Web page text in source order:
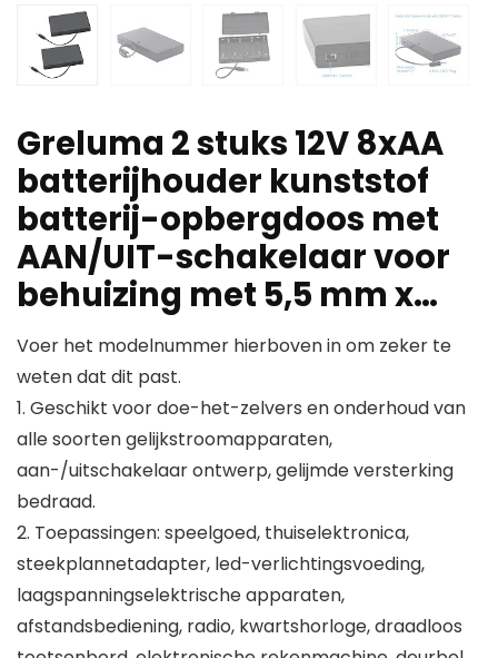
Greluma 2 stuks 12V 8xAA
batterijhouder kunststof
batterij-opbergdoos met
AAN/UIT-schakelaar voor
behuizing met 5,5 mm x…
Voer het modelnummer hierboven in om zeker te
weten dat dit past.
1. Geschikt voor doe-het-zelvers en onderhoud van
alle soorten gelijkstroomapparaten,
aan-/uitschakelaar ontwerp, gelijmde versterking
bedraad.
2. Toepassingen: speelgoed, thuiselektronica,
steekplannetadapter, led-verlichtingsvoeding,
laagspanningselektrische apparaten,
afstandsbediening, radio, kwartshorloge, draadloos